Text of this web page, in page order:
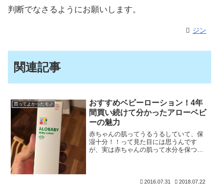
判断でなさるようにお願いします。
ジン
関連記事
買ってよかったモノ
おすすめベビーローション！4年
間買い続けて分かったアローベビ
ーの魅力
赤ちゃんの肌ってうるうるしていて、保
湿十分！！って見た目には思うんです
が、実は赤ちゃんの肌って水分を保つほ
に関する本（amazon2016.07.31 2018.07.22